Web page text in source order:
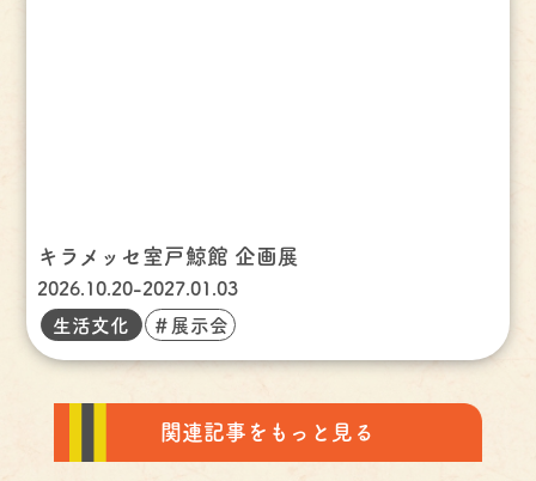
キラメッセ室戸鯨館 企画展
2026.10.20-2027.01.03
生活文化 ＃展示会
関連記事をもっと見る